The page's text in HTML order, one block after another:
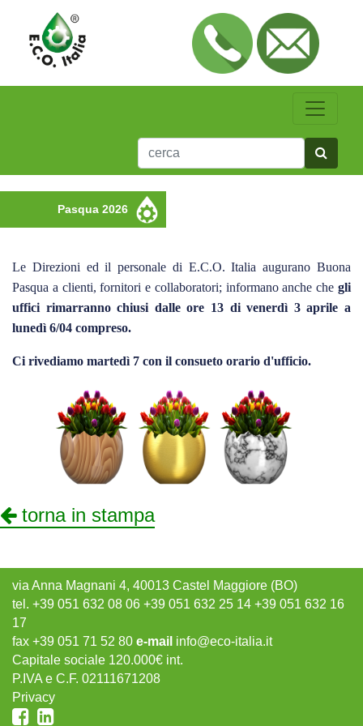
Pasqua 2026
Le Direzioni ed il personale di E.C.O. Italia augurano Buona
Pasqua a clienti, fornitori e collaboratori; informano anche che gli
uffici rimarranno chiusi dalle ore 13 di venerdì 3 aprile a
lunedì 6/04 compreso.
Ci rivediamo martedì 7 con il consueto orario d'ufficio.
torna in stampa
via Anna Magnani 4, 40013 Castel Maggiore (BO)
tel. +39 051 632 08 06 +39 051 632 25 14 +39 051 632 16
17
fax +39 051 71 52 80 e-mail info@eco-italia.it
Capitale sociale 120.000€ int.
P.IVA e C.F. 02111671208
Privacy